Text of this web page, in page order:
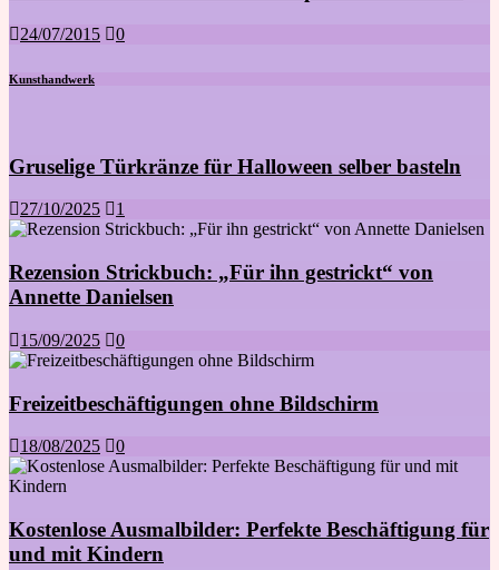
24/07/2015 0
Kunsthandwerk
Gruselige Türkränze für Halloween selber basteln
27/10/2025 1
Rezension Strickbuch: „Für ihn gestrickt“ von
Annette Danielsen
15/09/2025 0
Freizeitbeschäftigungen ohne Bildschirm
18/08/2025 0
Kostenlose Ausmalbilder: Perfekte Beschäftigung für
und mit Kindern